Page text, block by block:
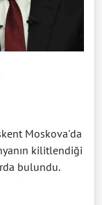
Moskova'da
kilitlendiği
bulundu.